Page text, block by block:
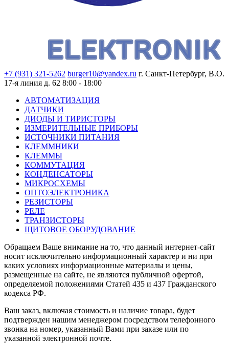
+7 (931) 321-5262 burger10@yandex.ru г. Санкт-Петербург, В.О.
17-я линия д. 62 8:00 - 18:00
АВТОМАТИЗАЦИЯ
ДАТЧИКИ
ДИОДЫ И ТИРИСТОРЫ
ИЗМЕРИТЕЛЬНЫЕ ПРИБОРЫ
ИСТОЧНИКИ ПИТАНИЯ
КЛЕММНИКИ
КЛЕММЫ
КОММУТАЦИЯ
КОНДЕНСАТОРЫ
МИКРОСХЕМЫ
ОПТОЭЛЕКТРОНИКА
РЕЗИСТОРЫ
РЕЛЕ
ТРАНЗИСТОРЫ
ЩИТОВОЕ ОБОРУДОВАНИЕ
Обращаем Ваше внимание на то, что данный интернет-сайт
носит исключительно информационный характер и ни при
каких условиях информационные материалы и цены,
размещенные на сайте, не являются публичной офертой,
определяемой положениями Статей 435 и 437 Гражданского
кодекса РФ.
Ваш заказ, включая стоимость и наличие товара, будет
подтвержден нашим менеджером посредством телефонного
звонка на номер, указанный Вами при заказе или по
указанной электронной почте.